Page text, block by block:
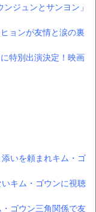
ジュンとサンヨン」
ョンが友情と涙の裏
特別出演決定！映画
いを頼まれキム・ゴ
キム・ゴウンに視聴
ゴウン三角関係で友